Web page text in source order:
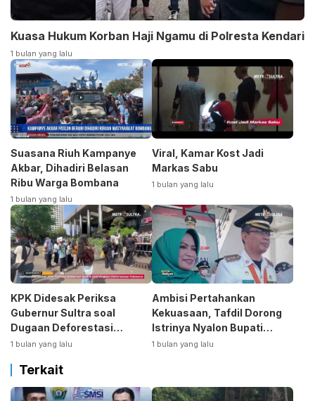
Kuasa Hukum Korban Haji Ngamu di Polresta Kendari
1 bulan yang lalu
Suasana Riuh Kampanye
Akbar, Dihadiri Belasan
Ribu Warga Bombana
1 bulan yang lalu
Viral, Kamar Kost Jadi
Markas Sabu
1 bulan yang lalu
KPK Didesak Periksa
Gubernur Sultra soal
Dugaan Deforestasi
Kabaen
1 bulan yang lalu
Ambisi Pertahankan
Kekuasaan, Tafdil Dorong
Istrinya Nyalon Bupati
Bombana
1 bulan yang lalu
Terkait